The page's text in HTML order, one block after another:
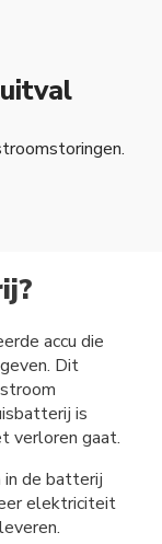
accu die
Dit
is
verloren gaat.
in de batterij
elektriciteit